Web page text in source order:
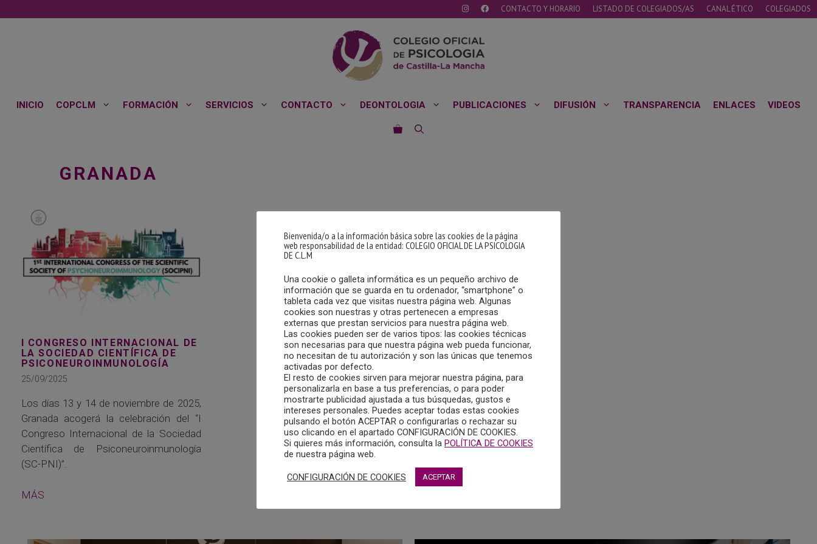
al
CONTACTO Y HORARIO LISTADO DE COLEGIADOS/AS CANAL ÉTICO COLEGIADOS
INICIO COPCLM FORMACIÓN SERVICIOS CONTACTO DEONTOLOGIA PUBLICACIONES DIFUSIÓN TRANSPARENCIA ENLACES VIDEOS
GRANADA
I CONGRESO INTERNACIONAL DE
LA SOCIEDAD CIENTÍFICA DE
PSICONEUROINMUNOLOGÍA
25/09/2025
Los días 13 y 14 de noviembre de 2025,
Granada acogerá la celebración del “I
Congreso Internacional de la Sociedad
Científica de Psiconeuroinmunología
(SC-PNI)”.
MÁS
Bienvenida/o a la información básica sobre las cookies de la página
web responsabilidad de la entidad: COLEGIO OFICIAL DE LA PSICOLOGIA
DE C.L.M
Una cookie o galleta informática es un pequeño archivo de
información que se guarda en tu ordenador, “smartphone” o
tableta cada vez que visitas nuestra página web. Algunas
cookies son nuestras y otras pertenecen a empresas
externas que prestan servicios para nuestra página web.
Las cookies pueden ser de varios tipos: las cookies técnicas
son necesarias para que nuestra página web pueda funcionar,
no necesitan de tu autorización y son las únicas que tenemos
activadas por defecto.
El resto de cookies sirven para mejorar nuestra página, para
personalizarla en base a tus preferencias, o para poder
mostrarte publicidad ajustada a tus búsquedas, gustos e
intereses personales. Puedes aceptar todas estas cookies
pulsando el botón ACEPTAR o configurarlas o rechazar su
uso clicando en el apartado CONFIGURACIÓN DE COOKIES.
Si quieres más información, consulta la POLÍTICA DE COOKIES
de nuestra página web.
CONFIGURACIÓN DE COOKIES ACEPTAR